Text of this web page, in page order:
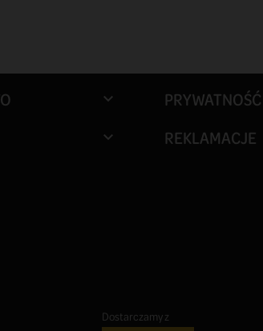


PRYWATNOŚĆ
REKLAMACJE
Dostarczamy z